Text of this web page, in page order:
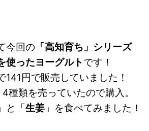
今回の 「高知育ち」シリーズ
使ったヨーグルトです！
141円で販売していました！
種類を売っていたので購入。
」と「生姜 」を食べてみました！